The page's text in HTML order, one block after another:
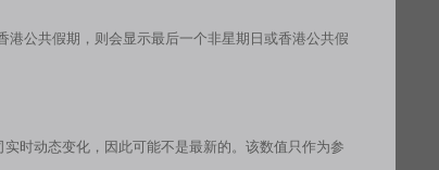
公共假期，则会显示最后一个非星期日或香港公共假
时动态变化，因此可能不是最新的。该数值只作为参